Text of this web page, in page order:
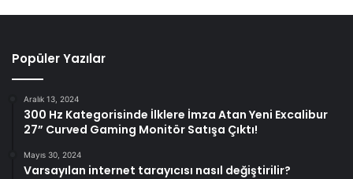
Popüler Yazılar
Aralık 13, 2024
300 Hz Kategorisinde İlklere İmza Atan Yeni Excalibur
27” Curved Gaming Monitör Satışa Çıktı!
Mayıs 30, 2024
Varsayılan internet tarayıcısı nasıl değiştirilir?